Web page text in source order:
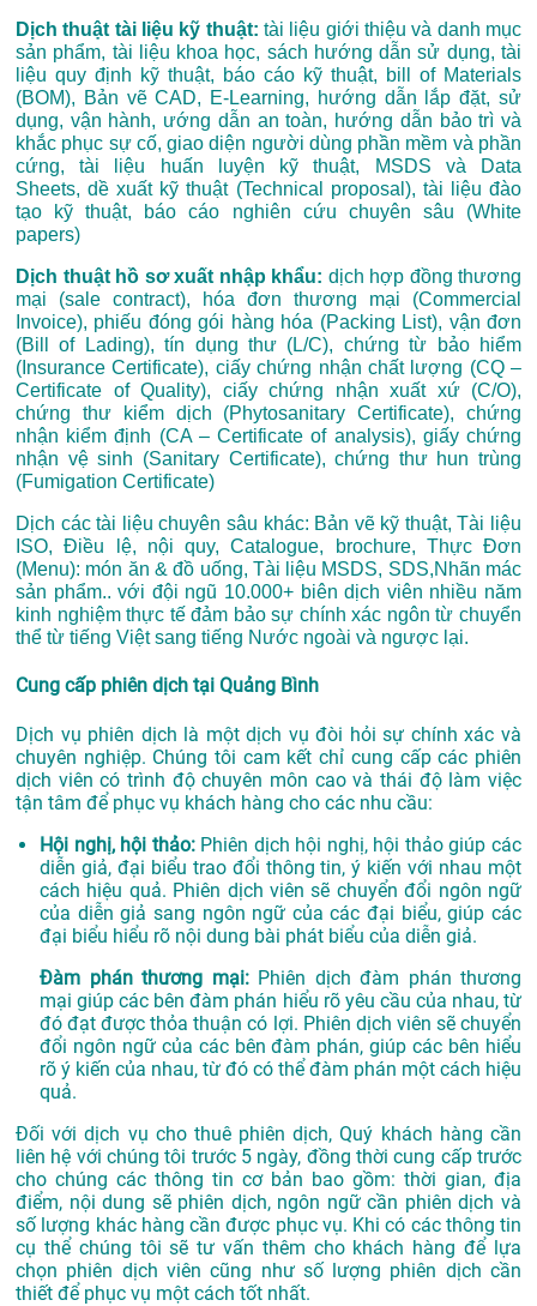
Dịch thuật tài liệu kỹ thuật: tài liệu giới thiệu và danh mục
sản phẩm, tài liệu khoa học, sách hướng dẫn sử dụng, tài
liệu quy định kỹ thuật, báo cáo kỹ thuật, bill of Materials
(BOM), Bản vẽ CAD, E-Learning, hướng dẫn lắp đặt, sử
dụng, vận hành, ướng dẫn an toàn, hướng dẫn bảo trì và
khắc phục sự cố, giao diện người dùng phần mềm và phần
cứng, tài liệu huấn luyện kỹ thuật, MSDS và Data
Sheets, dề xuất kỹ thuật (Technical proposal), tài liệu đào
tạo kỹ thuật, báo cáo nghiên cứu chuyên sâu (White
papers)
Dịch thuật hồ sơ xuất nhập khẩu: dịch hợp đồng thương
mại (sale contract), hóa đơn thương mại (Commercial
Invoice), phiếu đóng gói hàng hóa (Packing List), vận đơn
(Bill of Lading), tín dụng thư (L/C), chứng từ bảo hiểm
(Insurance Certificate), ciấy chứng nhận chất lượng (CQ –
Certificate of Quality), ciấy chứng nhận xuất xứ (C/O),
chứng thư kiểm dịch (Phytosanitary Certificate), chứng
nhận kiểm định (CA – Certificate of analysis), giấy chứng
nhận vệ sinh (Sanitary Certificate), chứng thư hun trùng
(Fumigation Certificate)
Dịch các tài liệu chuyên sâu khác: Bản vẽ kỹ thuật, Tài liệu
ISO, Điều lệ, nội quy, Catalogue, brochure, Thực Đơn
(Menu): món ăn & đồ uống, Tài liệu MSDS, SDS,Nhãn mác
sản phẩm.. với đội ngũ 10.000+ biên dịch viên nhiều năm
kinh nghiệm thực tế đảm bảo sự chính xác ngôn từ chuyển
thể từ tiếng Việt sang tiếng Nước ngoài và ngược lại.
Cung cấp phiên dịch tại Quảng Bình
Dịch vụ phiên dịch là một dịch vụ đòi hỏi sự chính xác và
chuyên nghiệp. Chúng tôi cam kết chỉ cung cấp các phiên
dịch viên có trình độ chuyên môn cao và thái độ làm việc
tận tâm để phục vụ khách hàng cho các nhu cầu:
Hội nghị, hội thảo:Phiên dịch hội nghị, hội thảo giúp các
diễn giả, đại biểu trao đổi thông tin, ý kiến với nhau một
cách hiệu quả. Phiên dịch viên sẽ chuyển đổi ngôn ngữ
của diễn giả sang ngôn ngữ của các đại biểu, giúp các
đại biểu hiểu rõ nội dung bài phát biểu của diễn giả.
Đàm phán thương mại:Phiên dịch đàm phán thương
mại giúp các bên đàm phán hiểu rõ yêu cầu của nhau, từ
đó đạt được thỏa thuận có lợi. Phiên dịch viên sẽ chuyển
đổi ngôn ngữ của các bên đàm phán, giúp các bên hiểu
rõ ý kiến của nhau, từ đó có thể đàm phán một cách hiệu
quả.
Đối với dịch vụ cho thuê phiên dịch, Quý khách hàng cần
liên hệ với chúng tôi trước 5 ngày, đồng thời cung cấp trước
cho chúng các thông tin cơ bản bao gồm: thời gian, địa
điểm, nội dung sẽ phiên dịch, ngôn ngữ cần phiên dịch và
số lượng khác hàng cần được phục vụ. Khi có các thông tin
cụ thể chúng tôi sẽ tư vấn thêm cho khách hàng để lựa
chọn phiên dịch viên cũng như số lượng phiên dịch cần
thiết để phục vụ một cách tốt nhất.